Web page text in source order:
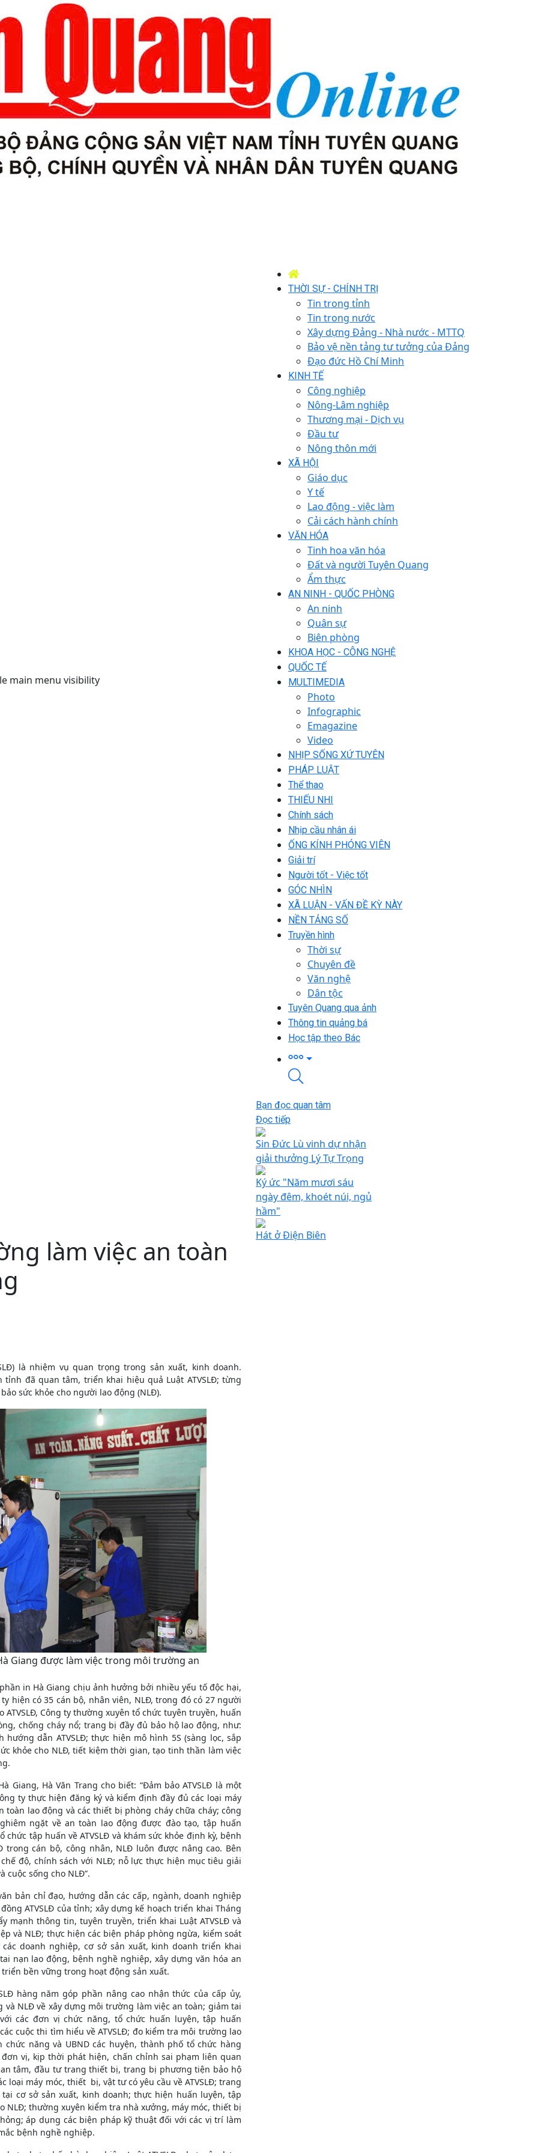
main menu visibility
THỜI SỰ - CHÍNH TRỊ
Tin trong tỉnh
Tin trong nước
Xây dựng Đảng - Nhà nước - MTTQ
Bảo vệ nền tảng tư tưởng của Đảng
Đạo đức Hồ Chí Minh
KINH TẾ
Công nghiệp
Nông-Lâm nghiệp
Thương mại - Dịch vụ
Đầu tư
Nông thôn mới
XÃ HỘI
Giáo dục
Y tế
Lao động - việc làm
Cải cách hành chính
VĂN HÓA
Tinh hoa văn hóa
Đất và người Tuyên Quang
Ẩm thực
AN NINH - QUỐC PHÒNG
An ninh
Quân sự
Biên phòng
KHOA HỌC - CÔNG NGHỆ
QUỐC TẾ
MULTIMEDIA
Photo
Infographic
Emagazine
Video
NHỊP SỐNG XỨ TUYÊN
PHÁP LUẬT
Thể thao
THIẾU NHI
Chính sách
Nhịp cầu nhân ái
ỐNG KÍNH PHÓNG VIÊN
Giải trí
Người tốt - Việc tốt
GÓC NHÌN
XÃ LUẬN - VẤN ĐỀ KỲ NÀY
NỀN TẢNG SỐ
Truyền hình
Thời sự
Chuyên đề
Văn nghệ
Dân tộc
Tuyên Quang qua ảnh
Thông tin quảng bá
Học tập theo Bác
làm việc an toàn
là nhiệm vụ quan trọng trong sản xuất, kinh doanh.
đã quan tâm, triển khai hiệu quả Luật ATVSLĐ; từng
sức khỏe cho người lao động (NLĐ).
Giang được làm việc trong môi trường an
in Hà Giang chịu ảnh hưởng bởi nhiều yếu tố độc hại,
hiện có 35 cán bộ, nhân viên, NLĐ, trong đó có 27 người
Công ty thường xuyên tổ chức tuyên truyền, huấn
chống cháy nổ; trang bị đầy đủ bảo hộ lao động, như:
dẫn ATVSLĐ; thực hiện mô hình 5S (sàng lọc, sắp
khỏe cho NLĐ, tiết kiệm thời gian, tạo tinh thần làm việc
Giang, Hà Văn Trang cho biết: “Đảm bảo ATVSLĐ là một
ty thực hiện đăng ký và kiểm định đầy đủ các loại máy
lao động và các thiết bị phòng cháy chữa cháy; công
ngặt về an toàn lao động được đào tạo, tập huấn
tập huấn về ATVSLĐ và khám sức khỏe định kỳ, bệnh
trong cán bộ, công nhân, NLĐ luôn được nâng cao. Bên
độ, chính sách với NLĐ; nỗ lực thực hiện mục tiêu giải
cuộc sống cho NLĐ”.
bản chỉ đạo, hướng dẫn các cấp, ngành, doanh nghiệp
ATVSLĐ của tỉnh; xây dựng kế hoạch triển khai Tháng
mạnh thông tin, tuyên truyền, triển khai Luật ATVSLĐ và
và NLĐ; thực hiện các biện pháp phòng ngừa, kiểm soát
doanh nghiệp, cơ sở sản xuất, kinh doanh triển khai
nạn lao động, bệnh nghề nghiệp, xây dựng văn hóa an
bền vững trong hoạt động sản xuất.
hàng năm góp phần nâng cao nhận thức của cấp ủy,
NLĐ về xây dựng môi trường làm việc an toàn; giảm tai
các đơn vị chức năng, tổ chức huấn luyện, tập huấn
cuộc thi tìm hiểu về ATVSLĐ; đo kiểm tra môi trường lao
năng và UBND các huyện, thành phố tổ chức hàng
vị, kịp thời phát hiện, chấn chỉnh sai phạm liên quan
tâm, đầu tư trang thiết bị, trang bị phương tiện bảo hộ
loại máy móc, thiết bị, vật tư có yêu cầu về ATVSLĐ; trang
cơ sở sản xuất, kinh doanh; thực hiện huấn luyện, tập
NLĐ; thường xuyên kiểm tra nhà xưởng, máy móc, thiết bị
áp dụng các biện pháp kỹ thuật đối với các vị trí làm
bệnh nghề nghiệp.
Bạn đọc quan tâm
Đọc tiếp
Sin Đức Lù vinh dự nhận
giải thưởng Lý Tự Trọng
Ký ức "Năm mươi sáu
ngày đêm, khoét núi, ngủ
hầm"
Hát ở Điện Biên